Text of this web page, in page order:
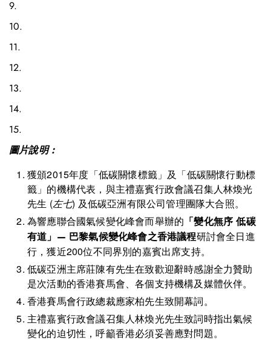
9.
10.
11.
12.
13.
14.
15.
圖片說明 :
獲頒2015年度「低碳關懷標籤」及「低碳關懷行動標
籤」的機構代表，與主禮嘉賓行政會議召集人林煥光
先生 (左七) 及低碳亞洲有限公司管理團隊大合照。
為響應聯合國氣候變化峰會而舉辦的 「變化無序 低碳
有道」— 巴黎氣候變化峰會之香港議程研討會全日進
行，獲近200位不同界別的嘉賓出席支持。
低碳亞洲主席莊陳有先生在致歡迎辭時感謝全力贊助
是次活動的香港賽馬會、各個支持機構及媒體伙伴。
香港賽馬會行政總裁應家柏先生致開幕詞。
主禮嘉賓行政會議召集人林煥光先生致詞時指出氣候
變化的迫切性，呼籲香港必須妥善應對問題。